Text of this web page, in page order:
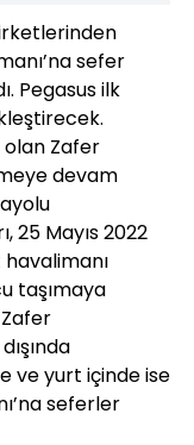
sefer
Pegasus ilk
olan Zafer
devam
25 Mayıs 2022
taşımaya
ve yurt içinde ise
seferler